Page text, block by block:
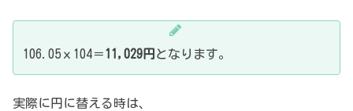
106.05ｘ104＝11,029円 となります。
実際に円に替える時は、